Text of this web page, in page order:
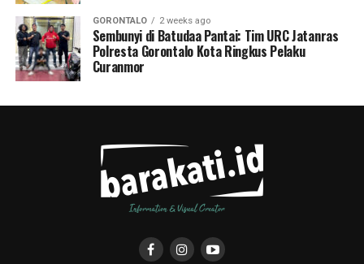
GORONTALO 2 weeks ago
Sembunyi di Batudaa Pantai: Tim URC Jatanras
Polresta Gorontalo Kota Ringkus Pelaku
Curanmor